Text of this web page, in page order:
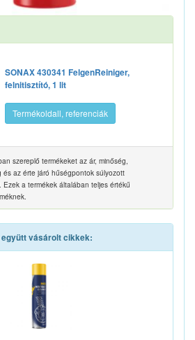
SONAX 430341 FelgenReiniger,
felnitisztító, 1 lit
Termékoldall, referenciák
szereplő termékeket az ár, minőség,
az érte járó hűségpontok súlyozott
a termékek általában teljes értékű
vásárolt cikkek: